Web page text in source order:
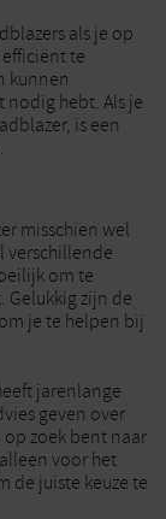
als je op
te
kunnen
nodig hebt. Als je
is een
misschien wel
verschillende
om te
Gelukkig zijn de
je te helpen bij
jarenlange
geven over
zoek bent naar
voor het
de juiste keuze te